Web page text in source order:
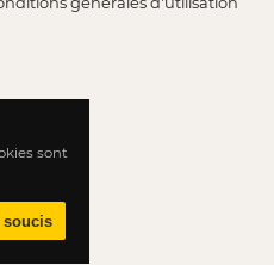
sont
soucis